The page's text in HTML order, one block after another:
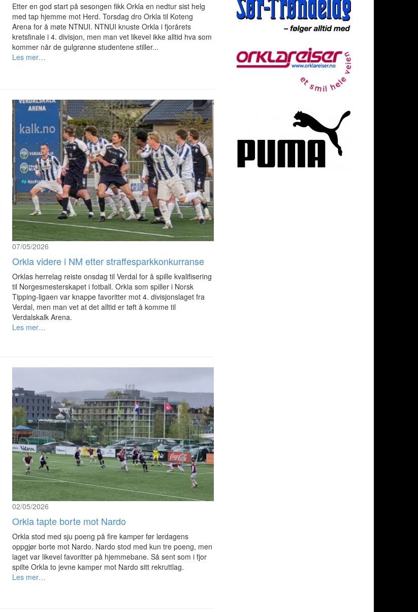
Etter en god start på sesongen fikk Orkla en nedtur sist helg
med tap hjemme mot Herd. Torsdag dro Orkla til Koteng
Arena for å møte NTNUI. NTNUI knuste Orkla i fjorårets
kretsfinale i 4. divisjon, men man vet likevel ikke alltid hva som
kommer når de gulgrønne studentene stiller...
Les mer…
07/05/2026
Orkla videre i NM etter straffesparkkonkurranse
Orklas herrelag reiste onsdag til Verdal for å spille kvalifisering
til Norgesmesterskapet i fotball. Orkla som spiller i Norsk
Tipping-ligaen var knappe favoritter mot 4. divisjonslaget fra
Verdal, men man vet at det alltid er tøft å komme til
Verdalskalk Arena.
Les mer…
02/05/2026
Orkla tapte borte mot Nardo
Orkla stod med sju poeng på fire kamper før lørdagens
oppgjør borte mot Nardo. Nardo stod med kun tre poeng, men
laget var likevel favoritter på hjemmebane. Så sent som i fjor
spilte Orkla to jevne kamper mot Nardo sitt rekruttlag.
Les mer…